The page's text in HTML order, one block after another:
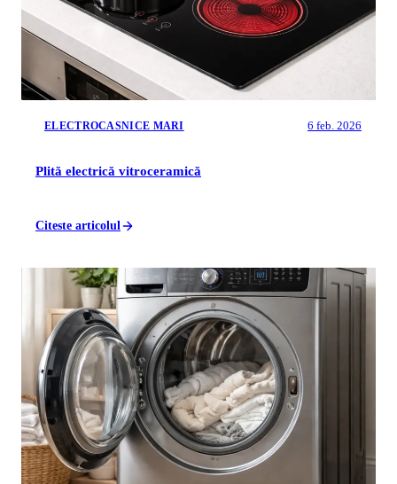
ELECTROCASNICE MARI 6 feb. 2026
Plită electrică vitroceramică
Citeste articolul